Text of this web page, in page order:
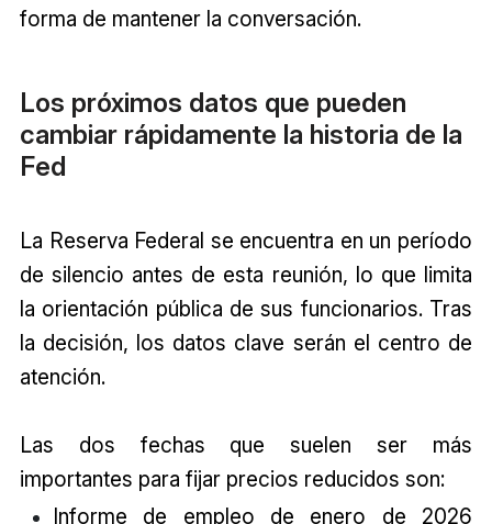
forma de mantener la conversación.
Los próximos datos que pueden
cambiar rápidamente la historia de la
Fed
La Reserva Federal se encuentra en un período
de silencio antes de esta reunión, lo que limita
la orientación pública de sus funcionarios. Tras
la decisión, los datos clave serán el centro de
atención.
Las dos fechas que suelen ser más
importantes para fijar precios reducidos son:
Informe de empleo de enero de 2026